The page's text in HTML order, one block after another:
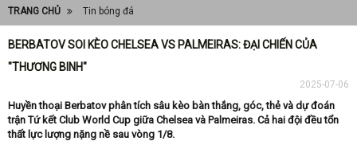
TRANG CHỦ Tin bóng đá
BERBATOV SOI KÈO CHELSEA VS PALMEIRAS: ĐẠI CHIẾN CỦA
"THƯƠNG BINH"
2025-07-06
Huyền thoại Berbatov phân tích sâu kèo bàn thắng, góc, thẻ và dự đoán
trận Tứ kết Club World Cup giữa Chelsea và Palmeiras. Cả hai đội đều tổn
thất lực lượng nặng nề sau vòng 1/8.